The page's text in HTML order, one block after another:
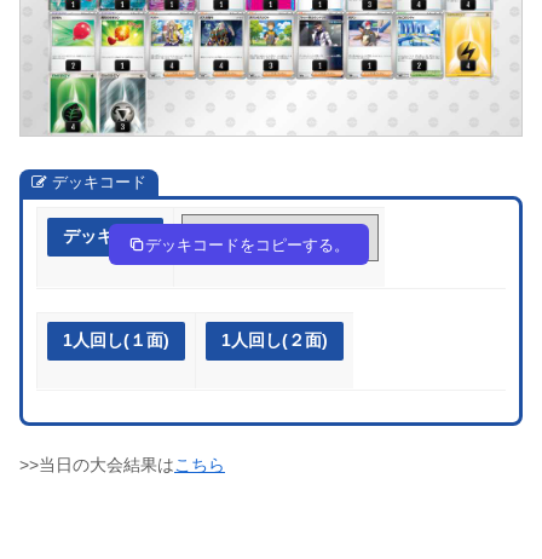
デッキコード
デッキ作成 VkdVFb-UPXdt1-kfFVvV
デッキコードをコピーする。
1人回し(１面) 1人回し(２面)
>>当日の大会結果はこちら